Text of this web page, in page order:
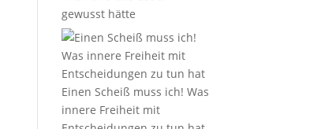
gewusst hätte
Einen Scheiß muss ich! Was
innere Freiheit mit